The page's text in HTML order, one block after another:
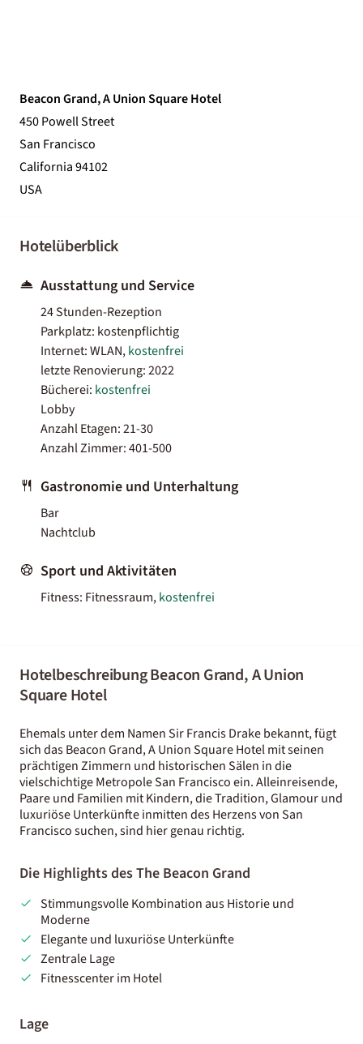
Beacon Grand, A Union Square Hotel
450 Powell Street
San Francisco
California 94102
USA
Hotelüberblick
Ausstattung und Service
24 Stunden-Rezeption
Parkplatz: kostenpflichtig
Internet: WLAN,kostenfrei
letzte Renovierung: 2022
Bücherei: kostenfrei
Lobby
Anzahl Etagen: 21-30
Anzahl Zimmer: 401-500
Gastronomie und Unterhaltung
Bar
Nachtclub
Sport und Aktivitäten
Fitness: Fitnessraum,kostenfrei
Hotelbeschreibung Beacon Grand, A Union
Square Hotel
Ehemals unter dem Namen Sir Francis Drake bekannt, fügt
sich das Beacon Grand, A Union Square Hotel mit seinen
prächtigen Zimmern und historischen Sälen in die
vielschichtige Metropole San Francisco ein. Alleinreisende,
Paare und Familien mit Kindern, die Tradition, Glamour und
luxuriöse Unterkünfte inmitten des Herzens von San
Francisco suchen, sind hier genau richtig.
Die Highlights des The Beacon Grand
Stimmungsvolle Kombination aus Historie und
Moderne
Elegante und luxuriöse Unterkünfte
Zentrale Lage
Fitnesscenter im Hotel
Lage